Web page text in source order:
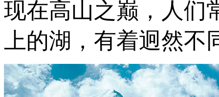
现在高山之巅，人
上的湖，有着迥然不